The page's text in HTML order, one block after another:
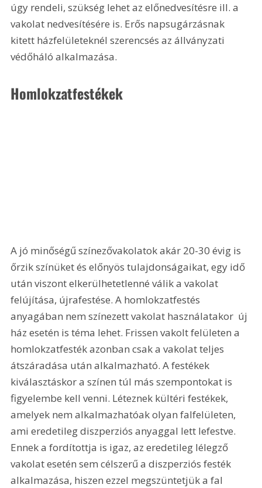
úgy rendeli, szükség lehet az előnedvesítésre ill. a
vakolat nedvesítésére is. Erős napsugárzásnak
kitett házfelületeknél szerencsés az állványzati
védőháló alkalmazása.
Homlokzatfestékek
A jó minőségű színezővakolatok akár 20-30 évig is
őrzik színüket és előnyös tulajdonságaikat, egy idő
után viszont elkerülhetetlenné válik a vakolat
felújítása, újrafestése. A homlokzatfestés 
anyagában nem színezett vakolat használatakor  új
ház esetén is téma lehet. Frissen vakolt felületen a
homlokzatfesték azonban csak a vakolat teljes
átszáradása után alkalmazható. A festékek
kiválasztáskor a színen túl más szempontokat is
figyelembe kell venni. Léteznek kültéri festékek,
amelyek nem alkalmazhatóak olyan falfelületen,
ami eredetileg diszperziós anyaggal lett lefestve.
Ennek a fordítottja is igaz, az eredetileg lélegző
vakolat esetén sem célszerű a diszperziós festék
alkalmazása, hiszen ezzel megszüntetjük a fal